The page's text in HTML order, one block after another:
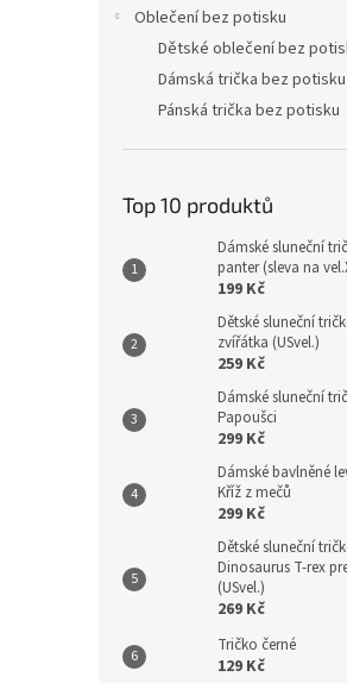
Oblečení bez potisku
Dětské oblečení bez
Dámská trička bez potisku
Pánská trička bez potisku
Top 10 produktů
Dámské sluneční
panter (sleva na
199 Kč
Dětské sluneční
zvířátka (USvel.)
259 Kč
Dámské sluneční
Papoušci
299 Kč
Dámské bavlněné
Kříž z mečů
299 Kč
Dětské sluneční
Dinosaurus T-rex
(USvel.)
269 Kč
Tričko černé
129 Kč